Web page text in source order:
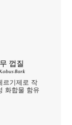
껍질
Bark
르기제로 작
화합물 함유